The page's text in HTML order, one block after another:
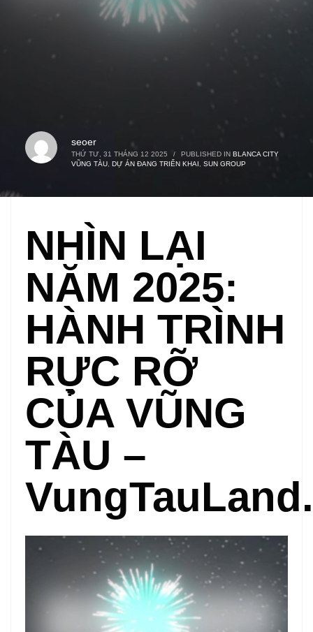
seoer
THỨ TƯ, 31 THÁNG 12 2025 / PUBLISHED IN BLANCA CITY
VŨNG TÀU DỰ ÁN ĐANG TRIỂN KHAI SUN GROUP
NHÌN LẠI
NĂM 2025:
HÀNH TRÌNH
RỰC RỠ
CỦA VŨNG
TÀU –